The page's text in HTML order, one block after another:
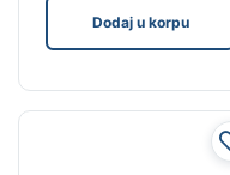
Dodaj u korpu